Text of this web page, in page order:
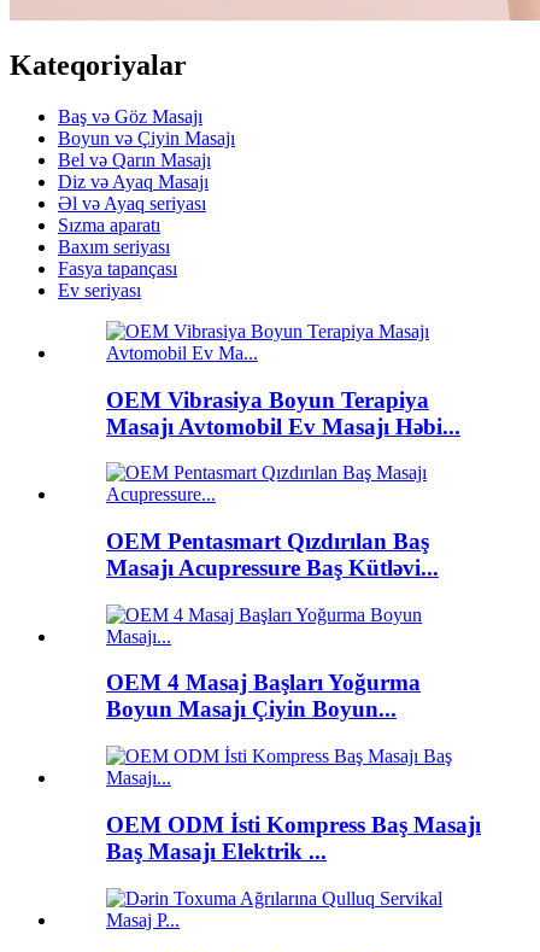
Kateqoriyalar
Baş və Göz Masajı
Boyun və Çiyin Masajı
Bel və Qarın Masajı
Diz və Ayaq Masajı
Əl və Ayaq seriyası
Sızma aparatı
Baxım seriyası
Fasya tapançası
Ev seriyası
OEM Vibrasiya Boyun Terapiya
Masajı Avtomobil Ev Masajı Həbi...
OEM Pentasmart Qızdırılan Baş
Masajı Acupressure Baş Kütləvi...
OEM 4 Masaj Başları Yoğurma
Boyun Masajı Çiyin Boyun...
OEM ODM İsti Kompress Baş Masajı
Baş Masajı Elektrik ...